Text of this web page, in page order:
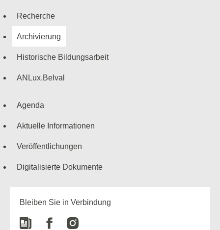
Navigationsmenü
Recherche
Archivierung
Historische Bildungsarbeit
ANLux.Belval
Agenda
Aktuelle Informationen
Veröffentlichungen
Digitalisierte Dokumente
Bleiben Sie in Verbindung
NewspaperFacebook